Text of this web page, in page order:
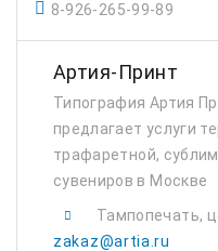
8-926-265-99-89
Артия-Принт
Типография Артия
предлагает услуги
трафаретной,
сувениров в Москве
Тампопечать,
zakaz@artia.ru